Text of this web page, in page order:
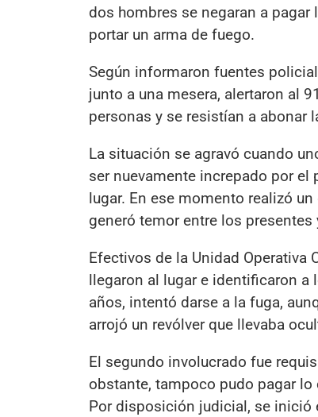
dos hombres se negaran a
portar un arma de fuego.
Según informaron fuentes
junto a una mesera, alertaron al
personas y se resistían a abonar
La situación se agravó cuando
ser nuevamente increpado por el
lugar. En ese momento realizó
generó temor entre los
Efectivos de la Unidad Operativa
llegaron al lugar e identificaron a
años, intentó darse a la fuga,
arrojó un revólver que llevaba
El segundo involucrado fue
obstante, tampoco pudo pagar
Por disposición judicial, se